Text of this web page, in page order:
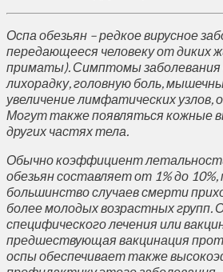
Оспа обезьян – редкое вирусное
передающееся человеку от диких
приматы). Симптомы
лихорадку, головную боль,
увеличение лимфатических узлов,
Могут также появляться кожные
других частях тела.
Обычно коэффициент
обезьян составляет от 1% до
большинство случаев смерти
более молодых возрастных групп.
специфического лечения или
предшествующая вакцинация
оспы обеспечивает также